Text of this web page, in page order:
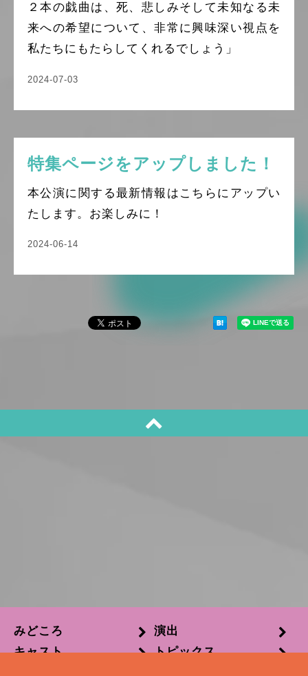
２本の戯曲は、死、悲しみそして未知なる未
来への希望について、非常に興味深い視点を
私たちにもたらしてくれるでしょう」
2024-07-03
特集ページをアップしました！
本公演に関する最新情報はこちらにアップい
たします。お楽しみに！
2024-06-14
みどころ
演出
キャスト
トピックス